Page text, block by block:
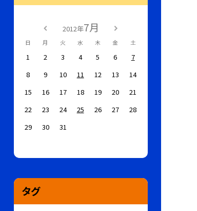
2012年7月
日 月 火 水 木 金 土
1 2 3 4 5 6
7
8
9 10 11 12 13
14
15
16 17 18 19 20
21
22
23 24 25 26 27
28
29
30 31
タグ